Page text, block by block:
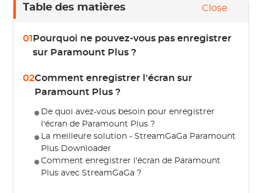
Table des matières Close
01 Pourquoi ne pouvez-vous pas enregistrer
sur Paramount Plus ?
02Comment enregistrer l'écran sur
Paramount Plus ?
De quoi avez-vous besoin pour enregistrer
l'écran de Paramount Plus ?
La meilleure solution - StreamGaGa Paramount
Plus Downloader
Comment enregistrer l'écran de Paramount
Plus avec StreamGaGa ?